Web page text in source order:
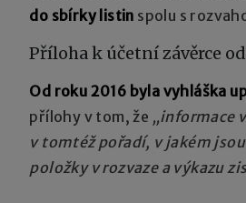
do sbírky listin spolu s
Příloha k účetní závěrce
Od roku 2016 byla vyhláška
přílohy v tom, že „informace
v tomtéž pořadí, v jakém
položky v rozvaze a výkazu